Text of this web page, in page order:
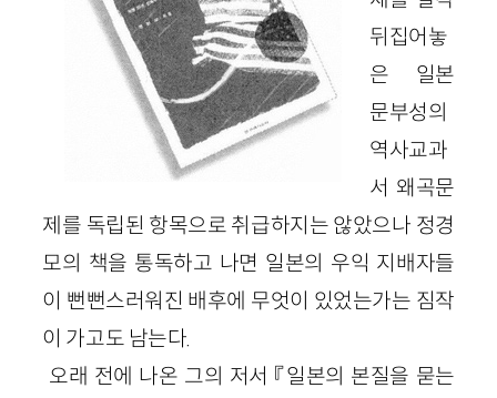
뒤집어놓
은 일본
문부성의
역사교과
서 왜곡문
제를 독립된 항목으로 취급하지는 않았으나 정경
모의 책을 통독하고 나면 일본의 우익 지배자들
이 뻔뻔스러워진 배후에 무엇이 있었는가는 짐작
이 가고도 남는다.
오래 전에 나온 그의 저서 『일본의 본질을 묻는